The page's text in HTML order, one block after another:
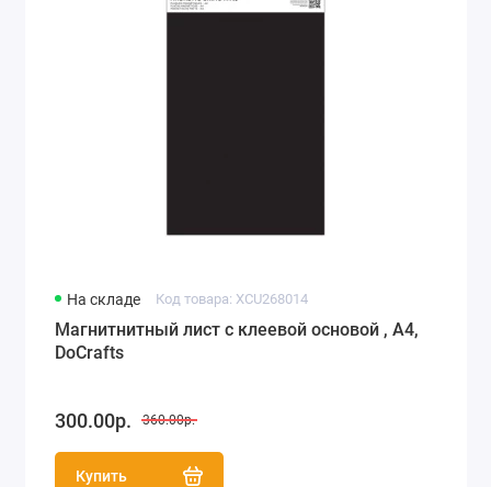
На складе Код товара: XCU268014
Магнитнитный лист с клеевой основой , А4,
DoCrafts
300.00р. 360.00р.
Купить